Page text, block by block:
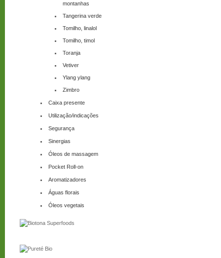
montanhas
Tangerina verde
Tomilho, linalol
Tomilho, timol
Toranja
Vetiver
Ylang ylang
Zimbro
Caixa presente
Utilização/indicações
Segurança
Sinergias
Óleos de massagem
Pocket Roll-on
Aromatizadores
Águas florais
Óleos vegetais